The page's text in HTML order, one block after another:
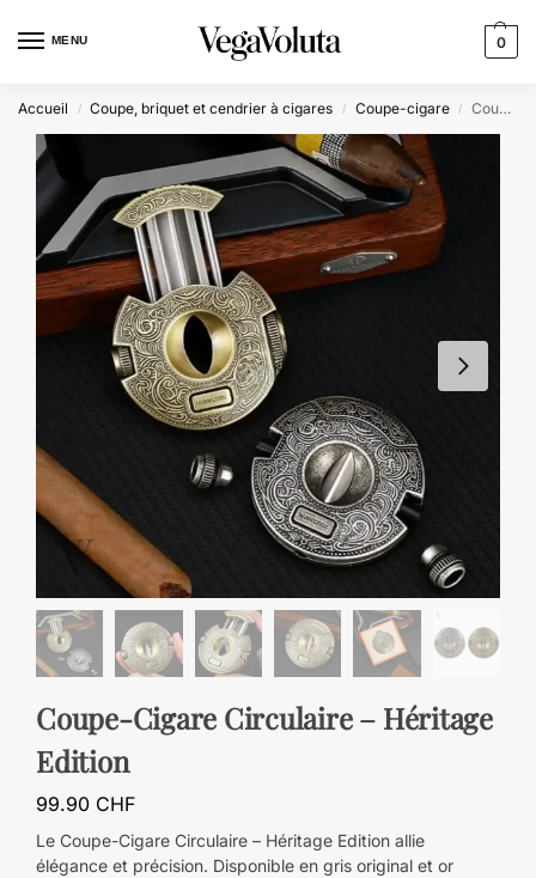
MENU 0
Accueil / Coupe, briquet et cendrier à cigares / Coupe-cigare / Coupe-Cigare Circulaire – Héritage Edition
Coupe-Cigare Circulaire – Héritage
Edition
99.90 CHF
Le Coupe-Cigare Circulaire – Héritage Edition allie
élégance et précision. Disponible en gris original et or